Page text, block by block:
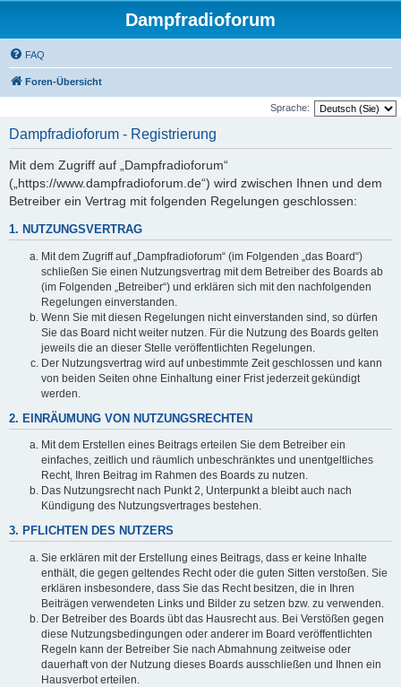
Dampfradioforum
FAQ
Foren-Übersicht
Sprache:
Dampfradioforum - Registrierung
Mit dem Zugriff auf „Dampfradioforum“
(„https://www.dampfradioforum.de“) wird zwischen Ihnen und dem
Betreiber ein Vertrag mit folgenden Regelungen geschlossen:
1. NUTZUNGSVERTRAG
Mit dem Zugriff auf „Dampfradioforum“ (im Folgenden „das Board“)
schließen Sie einen Nutzungsvertrag mit dem Betreiber des Boards ab
(im Folgenden „Betreiber“) und erklären sich mit den nachfolgenden
Regelungen einverstanden.
Wenn Sie mit diesen Regelungen nicht einverstanden sind, so dürfen
Sie das Board nicht weiter nutzen. Für die Nutzung des Boards gelten
jeweils die an dieser Stelle veröffentlichten Regelungen.
Der Nutzungsvertrag wird auf unbestimmte Zeit geschlossen und kann
von beiden Seiten ohne Einhaltung einer Frist jederzeit gekündigt
werden.
2. EINRÄUMUNG VON NUTZUNGSRECHTEN
Mit dem Erstellen eines Beitrags erteilen Sie dem Betreiber ein
einfaches, zeitlich und räumlich unbeschränktes und unentgeltliches
Recht, Ihren Beitrag im Rahmen des Boards zu nutzen.
Das Nutzungsrecht nach Punkt 2, Unterpunkt a bleibt auch nach
Kündigung des Nutzungsvertrages bestehen.
3. PFLICHTEN DES NUTZERS
Sie erklären mit der Erstellung eines Beitrags, dass er keine Inhalte
enthält, die gegen geltendes Recht oder die guten Sitten verstoßen. Sie
erklären insbesondere, dass Sie das Recht besitzen, die in Ihren
Beiträgen verwendeten Links und Bilder zu setzen bzw. zu verwenden.
Der Betreiber des Boards übt das Hausrecht aus. Bei Verstößen gegen
diese Nutzungsbedingungen oder anderer im Board veröffentlichten
Regeln kann der Betreiber Sie nach Abmahnung zeitweise oder
dauerhaft von der Nutzung dieses Boards ausschließen und Ihnen ein
Hausverbot erteilen.